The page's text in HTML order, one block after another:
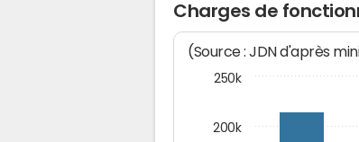
Charges de
(Source : JDN d'après
200k
250k